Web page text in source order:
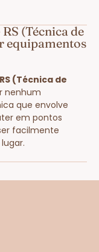
(Técnica de
equipamentos
(Técnica de
nenhum
que envolve
em pontos
facilmente